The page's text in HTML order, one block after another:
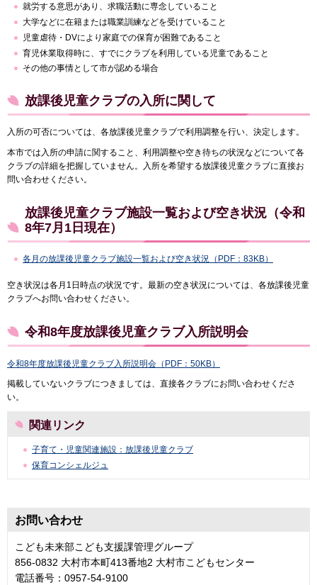
就労する意思があり、求職活動に専念していること
大学などに在籍または職業訓練などを受けていること
児童虐待・DVにより家庭での保育が困難であること
育児休業取得時に、すでにクラブを利用している児童であること
その他の事情として市が認める場合
放課後児童クラブの入所に関して
入所の可否については、各放課後児童クラブで利用調整を行い、決定します。
本市では入所の申請に関すること、利用調整や空き待ちの状況などについて各
クラブの詳細を把握していません。入所を希望する放課後児童クラブに直接お
問い合わせください。
放課後児童クラブ施設一覧および空き状況（令和
8年7月1日現在）
各月の放課後児童クラブ施設一覧および空き状況（PDF：83KB）
空き状況は各月1日時点の状況です。最新の空き状況については、各放課後児童
クラブへお問い合わせください。
令和8年度放課後児童クラブ入所説明会
令和8年度放課後児童クラブ入所説明会（PDF：50KB）
掲載していないクラブにつきましては、直接各クラブにお問い合わせくださ
い。
関連リンク
子育て・児童関連施設：放課後児童クラブ
保育コンシェルジュ
お問い合わせ
こども未来部こども支援課管理グループ
856-0832 大村市本町413番地2 大村市こどもセンター
電話番号：0957-54-9100